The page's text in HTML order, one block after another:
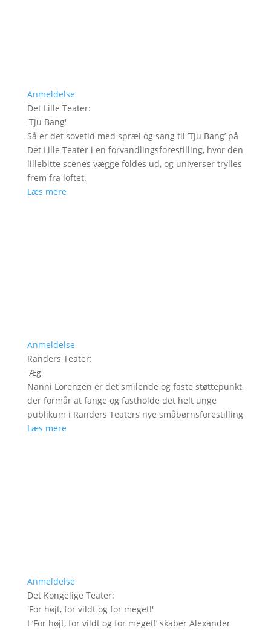
Anmeldelse
Det Lille Teater:
'Tju Bang'
Så er det sovetid med spræl og sang til ’Tju Bang’ på
Det Lille Teater i en forvandlingsforestilling, hvor den
lillebitte scenes vægge foldes ud, og universer trylles
frem fra loftet.
Læs mere
Anmeldelse
Randers Teater:
'Æg'
Nanni Lorenzen er det smilende og faste støttepunkt,
der formår at fange og fastholde det helt unge
publikum i Randers Teaters nye småbørnsforestilling
Læs mere
Anmeldelse
Det Kongelige Teater:
'For højt, for vildt og for meget!'
I ’For højt, for vildt og for meget!’ skaber Alexander